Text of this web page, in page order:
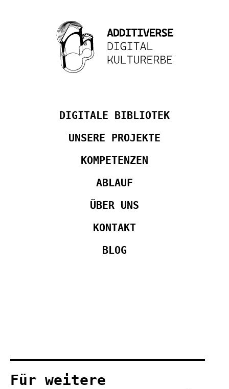
DIGITALE BIBLIOTEK
UNSERE PROJEKTE
KOMPETENZEN
ABLAUF
ÜBER UNS
KONTAKT
BLOG
Für weitere